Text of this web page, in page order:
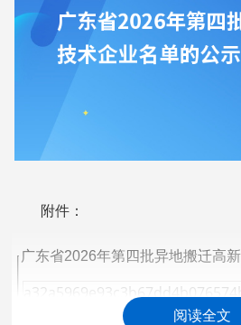
附件：
广东省2026年第四批异地搬迁高
阅读全文